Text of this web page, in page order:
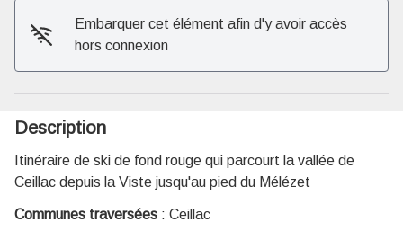
Embarquer cet élément afin d'y avoir accès
hors connexion
Description
Itinéraire de ski de fond rouge qui parcourt la vallée de
Ceillac depuis la Viste jusqu'au pied du Mélézet
Communes traversées : Ceillac